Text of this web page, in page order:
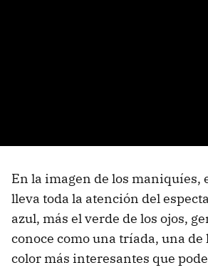
En la imagen de los maniquíes,
lleva toda la atención del
azul, más el verde de los ojos,
conoce como una tríada, una
color más interesantes que